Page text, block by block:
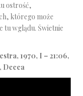
ostrość,
którego może
tu wglądu. Świetnie
1970, I – 21:06,
Decca